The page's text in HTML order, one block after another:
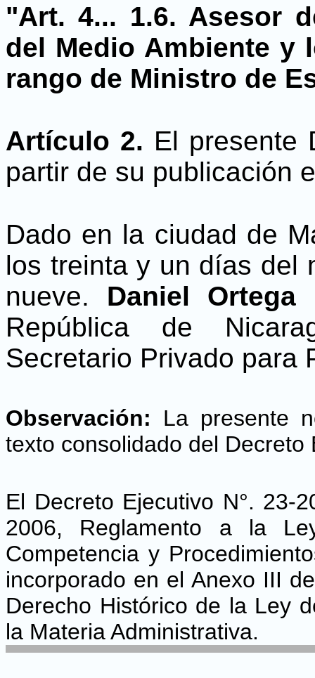
"Art. 4... 1.6. Asesor
del Medio Ambiente y
rango de Ministro de
Artículo 2. El presente
partir de su publicación
Dado en la ciudad de
los treinta y un días del
nueve. Daniel
República de
Secretario Privado para
Observación: La presente
texto consolidado del Decreto
El Decreto Ejecutivo N°. 23-
2006, Reglamento a la
Competencia y
incorporado en el Anexo III
Derecho Histórico de la Ley
la Materia Administrativa.